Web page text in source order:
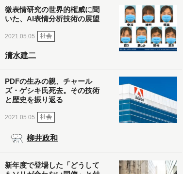
微表情研究の世界的権威に聞
いた、AI表情分析技術の展望
2021.05.05 社会
清水建二
PDFの生みの親、チャール
ズ・ゲシキ氏死去。その技術
と歴史を振り返る
2021.05.05 社会
柳井政和
新年度で登場した「どうして